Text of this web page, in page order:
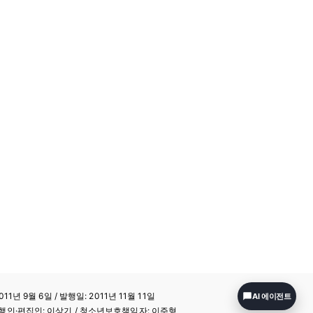
년 9월 6일 / 발행일: 2011년 11월 11일
·편집인: 이상기 / 청소년보호책임자: 이주형
AI 에이전트